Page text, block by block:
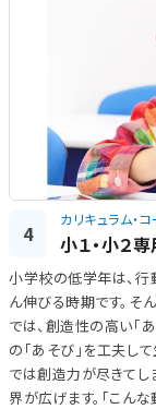
4
カリキュラム・コ
小１・小２
小学校の低学年は、行
ん伸びる時期です。そ
では、創造性の高い「
の「あそび」を工夫し
では創造力が尽きてし
界が広げます。「こん